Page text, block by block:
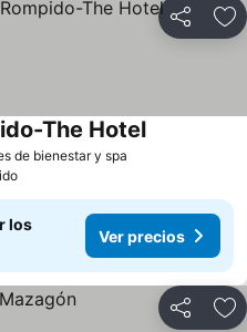
Compartir
de bienestar y spa
The Hotel
los
Ver precios
Compartir